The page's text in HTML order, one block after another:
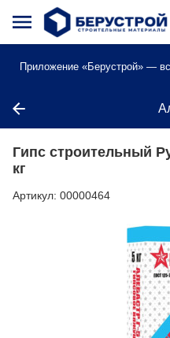
Приложение «Берустрой» —
Гипс строительный
кг
Артикул: 00000464